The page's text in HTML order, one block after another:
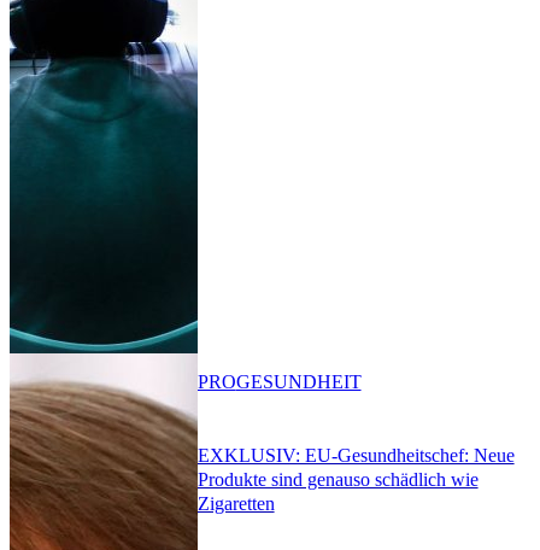
EXKLUSIV: EU-Gesundheitschef: Neue
Produkte sind genauso schädlich wie
Zigaretten
PROGESUNDHEIT